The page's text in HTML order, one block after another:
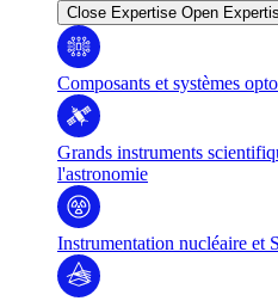
Close Expertise Open
Composants et systèmes
Grands instruments
l'astronomie
Instrumentation nucléaire et